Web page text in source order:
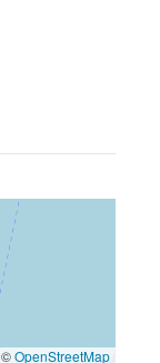
©OpenStreetMap